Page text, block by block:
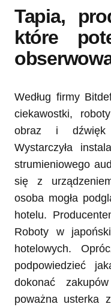
Tapia,
które
Według firmy
ciekawostki,
obraz i dźwięk
Wystarczyła
strumieniowego
się z
osoba mogła
hotelu.
Roboty w
hotelowych.
podpowiedzieć
dokonać
poważna usterka